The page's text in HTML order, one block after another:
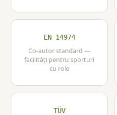
EN 14974
Co-autor standard —
facilități pentru sporturi
cu role
TÜV